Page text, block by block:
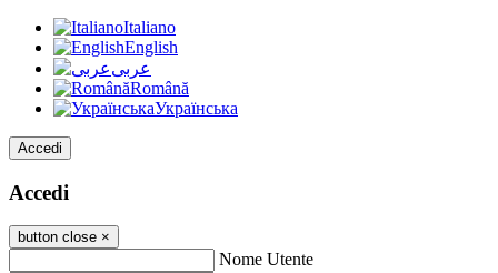
Italiano
English
عربى
Română
Українська
Accedi
Accedi
button close ×
Nome Utente